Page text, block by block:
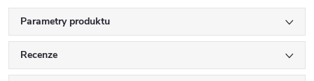
Parametry produktu
Recenze